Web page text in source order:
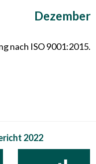
Dezember
nach ISO 9001:2015.
2022